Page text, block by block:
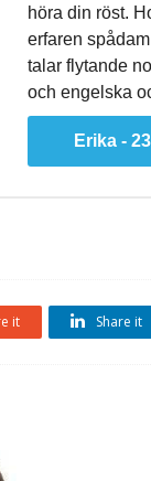
höra din röst.
erfaren
talar flytande
och engelska
Erika -
it Share it